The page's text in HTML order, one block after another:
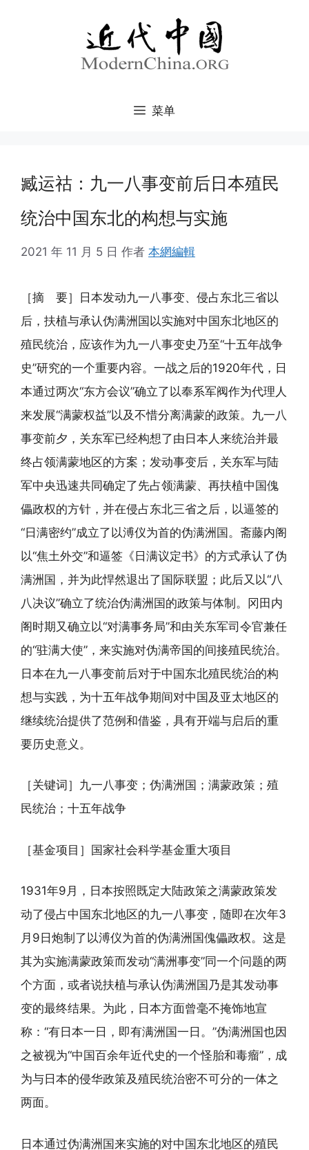
菜单
臧运祜：九一八事变前后日本殖民
统治中国东北的构想与实施
2021 年 11 月 5 日 作者 本網編輯
［摘 要］日本发动九一八事变、侵占东北三省以
后，扶植与承认伪满洲国以实施对中国东北地区的
殖民统治，应该作为九一八事变史乃至“十五年战争
史”研究的一个重要内容。一战之后的1920年代，日
本通过两次“东方会议”确立了以奉系军阀作为代理人
来发展“满蒙权益”以及不惜分离满蒙的政策。九一八
事变前夕，关东军已经构想了由日本人来统治并最
终占领满蒙地区的方案；发动事变后，关东军与陆
军中央迅速共同确定了先占领满蒙、再扶植中国傀
儡政权的方针，并在侵占东北三省之后，以逼签的
“日满密约”成立了以溥仪为首的伪满洲国。斋藤内阁
以“焦土外交”和逼签《日满议定书》的方式承认了伪
满洲国，并为此悍然退出了国际联盟；此后又以“八
八决议”确立了统治伪满洲国的政策与体制。冈田内
阁时期又确立以“对满事务局”和由关东军司令官兼任
的“驻满大使”，来实施对伪满帝国的间接殖民统治。
日本在九一八事变前后对于中国东北殖民统治的构
想与实践，为十五年战争期间对中国及亚太地区的
继续统治提供了范例和借鉴，具有开端与启后的重
要历史意义。
［关键词］九一八事变；伪满洲国；满蒙政策；殖
民统治；十五年战争
［基金项目］国家社会科学基金重大项目
1931年9月，日本按照既定大陆政策之满蒙政策发
动了侵占中国东北地区的九一八事变，随即在次年3
月9日炮制了以溥仪为首的伪满洲国傀儡政权。这是
其为实施满蒙政策而发动“满洲事变”同一个问题的两
个方面，或者说扶植与承认伪满洲国乃是其发动事
变的最终结果。为此，日本方面曾毫不掩饰地宣
称：“有日本一日，即有满洲国一日。”伪满洲国也因
之被视为“中国百余年近代史的一个怪胎和毒瘤”，成
为与日本的侵华政策及殖民统治密不可分的一体之
两面。
日本通过伪满洲国来实施的对中国东北地区的殖民